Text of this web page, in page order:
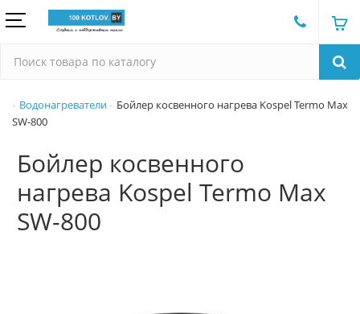
Водонагреватели
Бойлер косвенного нагрева Kospel Termo Max
SW-800
Бойлер косвенного
нагрева Kospel Termo Max
SW-800